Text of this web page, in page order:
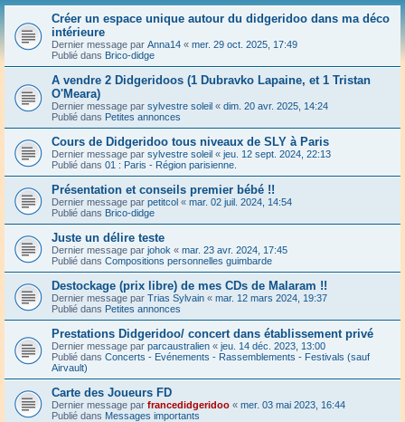
Créer un espace unique autour du didgeridoo dans ma déco
intérieure
Dernier message par Anna14 « mer. 29 oct. 2025, 17:49
Publié dans Brico-didge
A vendre 2 Didgeridoos (1 Dubravko Lapaine, et 1 Tristan
O'Meara)
Dernier message par sylvestre soleil « dim. 20 avr. 2025, 14:24
Publié dans Petites annonces
Cours de Didgeridoo tous niveaux de SLY à Paris
Dernier message par sylvestre soleil « jeu. 12 sept. 2024, 22:13
Publié dans 01 : Paris - Région parisienne.
Présentation et conseils premier bébé !!
Dernier message par petitcol « mar. 02 juil. 2024, 14:54
Publié dans Brico-didge
Juste un délire teste
Dernier message par johok « mar. 23 avr. 2024, 17:45
Publié dans Compositions personnelles guimbarde
Destockage (prix libre) de mes CDs de Malaram !!
Dernier message par Trias Sylvain « mar. 12 mars 2024, 19:37
Publié dans Petites annonces
Prestations Didgeridoo/ concert dans établissement privé
Dernier message par parcaustralien « jeu. 14 déc. 2023, 13:00
Publié dans Concerts - Evénements - Rassemblements - Festivals (sauf
Airvault)
Carte des Joueurs FD
Dernier message par francedidgeridoo « mer. 03 mai 2023, 16:44
Publié dans Messages importants